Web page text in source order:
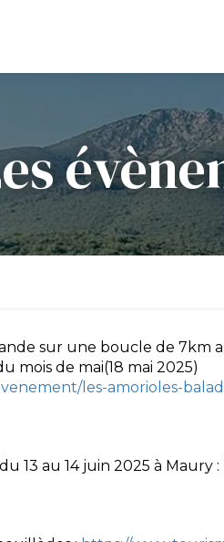
sur une boucle de 7km
mois de mai(18 mai 2025)
les-amorioles-
13 au 14 juin 2025 à Maury :